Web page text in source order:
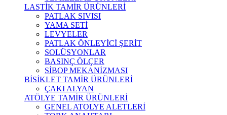
LASTİK TAMİR ÜRÜNLERİ
PATLAK SIVISI
YAMA SETİ
LEVYELER
PATLAK ÖNLEYİCİ ŞERİT
SOLÜSYONLAR
BASINÇ ÖLÇER
SİBOP MEKANİZMASI
BİSİKLET TAMİR ÜRÜNLERİ
ÇAKI ALYAN
ATÖLYE TAMİR ÜRÜNLERİ
GENEL ATOLYE ALETLERİ